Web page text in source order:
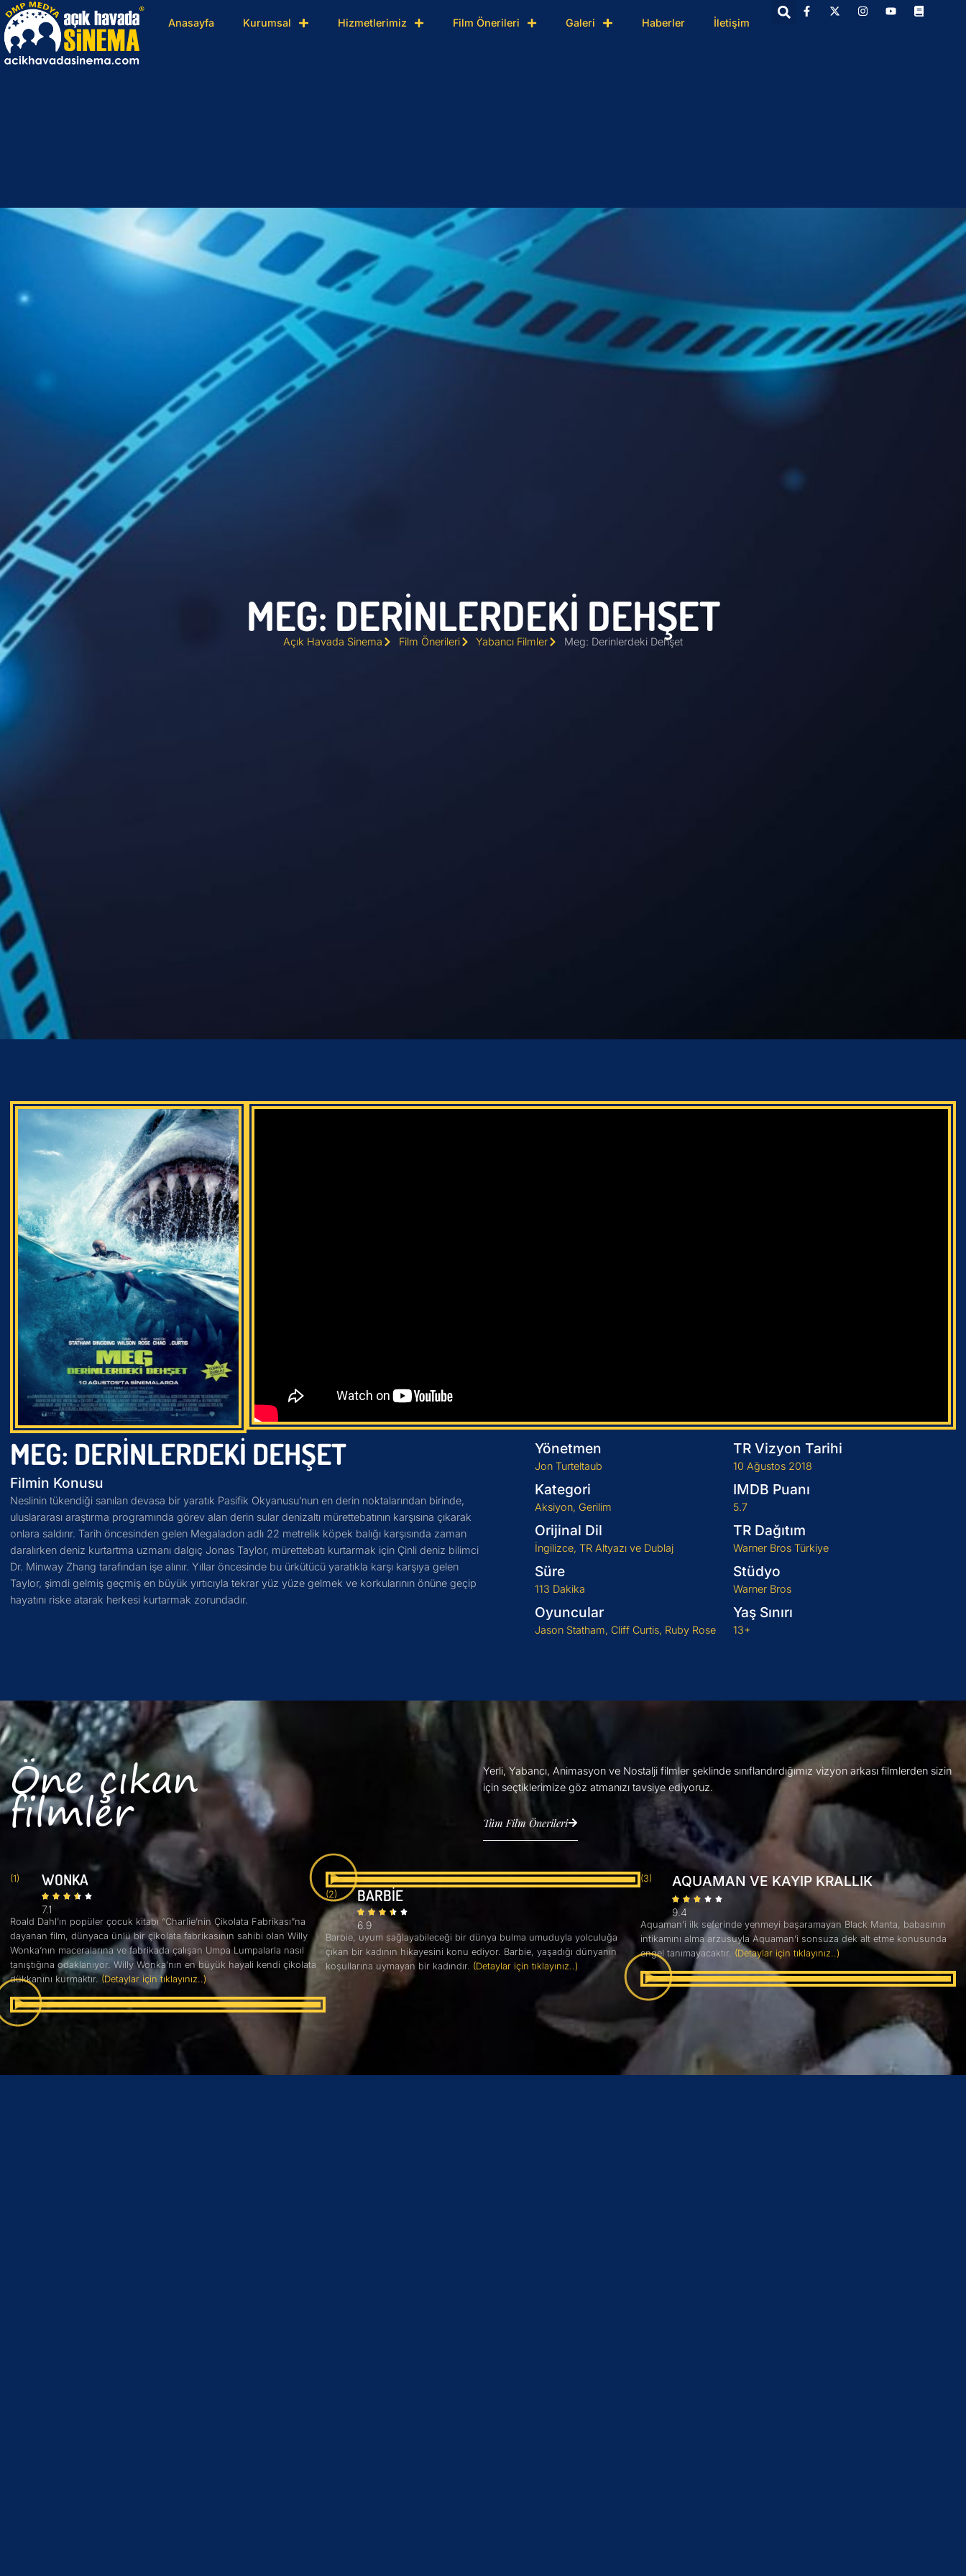
Anasayfa Kurumsal Hizmetlerimiz Film Önerileri Galeri Haberler İletişim
MEG: DERINLERDEKI DEHŞET
Açık Havada Sinema Film Önerileri Yabancı Filmler Meg: Derinlerdeki Dehşet
MEG: DERINLERDEKI DEHŞET
Filmin Konusu
Neslinin tükendiği sanılan devasa bir yaratık Pasifik Okyanusu’nun en derin noktalarından birinde,
uluslararası araştırma programında görev alan derin sular denizaltı mürettebatının karşısına çıkarak
onlara saldırır. Tarih öncesinden gelen Megaladon adlı 22 metrelik köpek balığı karşısında zaman
daralırken deniz kurtartma uzmanı dalgıç Jonas Taylor, mürettebatı kurtarmak için Çinli deniz bilimci
Dr. Minway Zhang tarafından işe alınır. Yıllar öncesinde bu ürkütücü yaratıkla karşı karşıya gelen
Taylor, şimdi gelmiş geçmiş en büyük yırtıcıyla tekrar yüz yüze gelmek ve korkularının önüne geçip
hayatını riske atarak herkesi kurtarmak zorundadır.
Yönetmen
Jon Turteltaub
Kategori
Aksiyon, Gerilim
Orijinal Dil
İngilizce, TR Altyazı ve Dublaj
Süre
113 Dakika
Oyuncular
Jason Statham, Cliff Curtis, Ruby Rose
TR Vizyon Tarihi
10 Ağustos 2018
IMDB Puanı
5.7
TR Dağıtım
Warner Bros Türkiye
Stüdyo
Warner Bros
Yaş Sınırı
13+
Öne çıkan
filmler
Yerli, Yabancı, Animasyon ve Nostalji filmler şeklinde sınıflandırdığımız vizyon arkası filmlerden sizin
için seçtiklerimize göz atmanızı tavsiye ediyoruz.
Tüm Film Önerileri
(1) WONKA
7.1
Roald Dahl’ın popüler çocuk kitabı “Charlie’nin Çikolata Fabrikası”na
dayanan film, dünyaca ünlü bir çikolata fabrikasının sahibi olan Willy
Wonka’nın maceralarına ve fabrikada çalışan Umpa Lumpalarla nasıl
tanıştığına odaklanıyor. Willy Wonka’nın en büyük hayali kendi çikolata
dükkanını kurmaktır.(Detaylar için tıklayınız..)
(2) BARBİE
6.9
Barbie, uyum sağlayabileceği bir dünya bulma umuduyla yolculuğa
çıkan bir kadının hikayesini konu ediyor. Barbie, yaşadığı dünyanın
koşullarına uymayan bir kadındır. (Detaylar için tıklayınız..)
(3) AQUAMAN VE KAYIP KRALLIK
9.4
Aquaman’i ilk seferinde yenmeyi başaramayan Black Manta, babasının
intikamını alma arzusuyla Aquaman’i sonsuza dek alt etme konusunda
engel tanımayacaktır. (Detaylar için tıklayınız..)